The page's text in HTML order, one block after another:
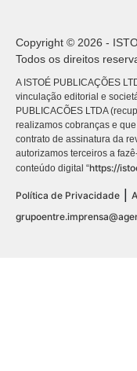
Copyright © 2026 -
Todos os direitos
A ISTOÉ PUBLICAÇÕES
vinculação editorial e
PUBLICACÕES LTDA
realizamos cobranças e
contrato de assinatura da
autorizamos terceiros a
conteúdo digital “https://
Política de Privacidade